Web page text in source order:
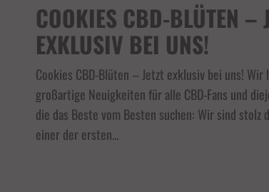
COOKIES CBD-BLÜTEN –
EXKLUSIV BEI UNS!
Cookies CBD-Blüten – Jetzt exklusiv bei uns! Wir
großartige Neuigkeiten für alle CBD-Fans und
die das Beste vom Besten suchen: Wir sind stolz
einer der ersten...